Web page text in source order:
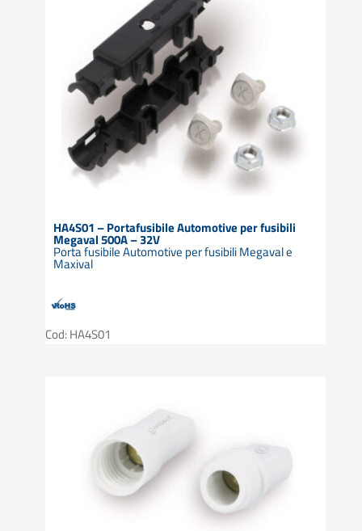
HA4S01 – Portafusibile Automotive per fusibili
Megaval 500A – 32V
Porta fusibile Automotive per fusibili Megaval e
Maxival
Cod: HA4S01